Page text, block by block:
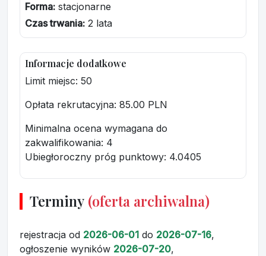
Forma: stacjonarne
Czas trwania: 2 lata
Informacje dodatkowe
Limit miejsc: 50
Opłata rekrutacyjna: 85.00 PLN
Minimalna ocena wymagana do
zakwalifikowania: 4
Ubiegłoroczny próg punktowy: 4.0405
Terminy (oferta archiwalna)
rejestracja od 2026-06-01 do 2026-07-16,
ogłoszenie wyników 2026-07-20,